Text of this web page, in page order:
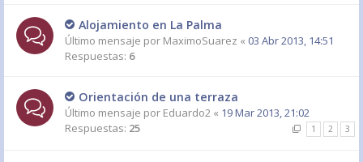
Alojamiento en La Palma
Último mensaje por MaximoSuarez « 03 Abr 2013, 14:51
Respuestas: 6
Orientación de una terraza
Último mensaje por Eduardo2 « 19 Mar 2013, 21:02
Respuestas: 25 1 2 3